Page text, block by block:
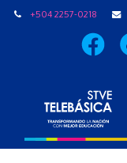
+504 2257-0218